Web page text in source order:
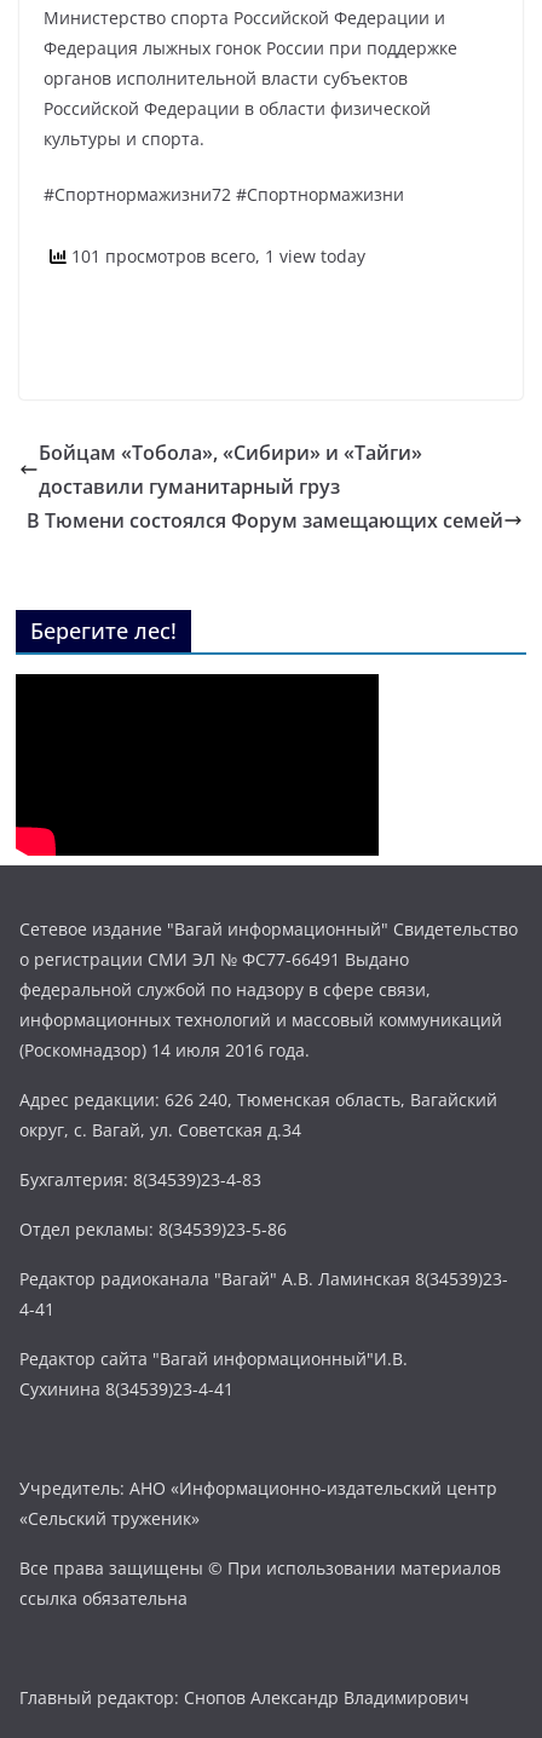
Министерство спорта Российской Федерации и
Федерация лыжных гонок России при поддержке
органов исполнительной власти субъектов
Российской Федерации в области физической
культуры и спорта.
#Спортнормажизни72 #Спортнормажизни
101 просмотров всего, 1 view today
Бойцам «Тобола», «Сибири» и «Тайги»
доставили гуманитарный груз
В Тюмени состоялся Форум замещающих семей
Берегите лес!
Сетевое издание "Вагай информационный" Свидетельство
о регистрации СМИ ЭЛ № ФС77-66491 Выдано
федеральной службой по надзору в сфере связи,
информационных технологий и массовый коммуникаций
(Роскомнадзор) 14 июля 2016 года.
Адрес редакции: 626 240, Тюменская область, Вагайский
округ, с. Вагай, ул. Советская д.34
Бухгалтерия: 8(34539)23-4-83
Отдел рекламы: 8(34539)23-5-86
Редактор радиоканала "Вагай" А.В. Ламинская 8(34539)23-
4-41
Редактор сайта "Вагай информационный"И.В.
Сухинина 8(34539)23-4-41
Учредитель: АНО «Информационно-издательский центр
«Сельский труженик»
Все права защищены © При использовании материалов
ссылка обязательна
Главный редактор: Снопов Александр Владимирович